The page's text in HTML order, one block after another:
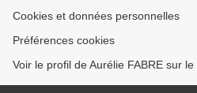
Cookies et données personnelles
Préférences cookies
Voir le profil de Aurélie FABRE sur